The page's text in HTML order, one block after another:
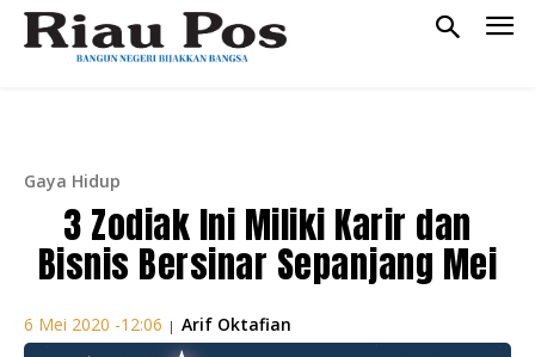
Gaya Hidup
3 Zodiak Ini Miliki Karir dan
Bisnis Bersinar Sepanjang Mei
6 Mei 2020 -12:06 | Arif Oktafian